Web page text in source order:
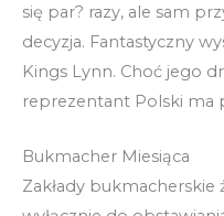
się par? razy, ale sam
decyzja. Fantastyczny
Kings Lynn. Choć jego
reprezentant Polski ma
Bukmacher Miesiąca
Zakłady bukmacherskie